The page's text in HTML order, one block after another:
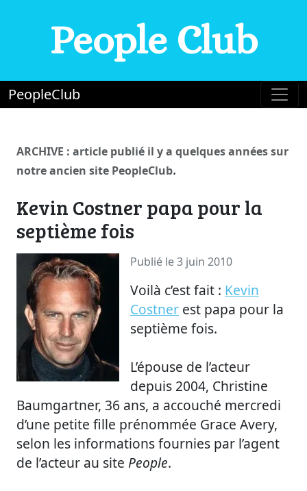
People Club
PeopleClub
ARCHIVE : article publié il y a quelques années sur
notre ancien site PeopleClub.
Kevin Costner papa pour la
septième fois
Publié le 3 juin 2010
Voilà c’est fait : Kevin
Costner est papa pour la
septième fois.
L’épouse de l’acteur
depuis 2004, Christine
Baumgartner, 36 ans, a accouché mercredi
d’une petite fille prénommée Grace Avery,
selon les informations fournies par l’agent
de l’acteur au site People.